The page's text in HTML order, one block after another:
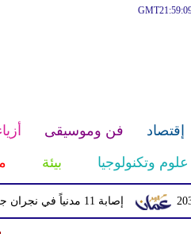
إقتصاد فن وموسيقى
علوم وتكنولوجيا بيئة
إصابة 11 مدنياً في نجران جراء اعتداءات حوثية بالمقذوفات